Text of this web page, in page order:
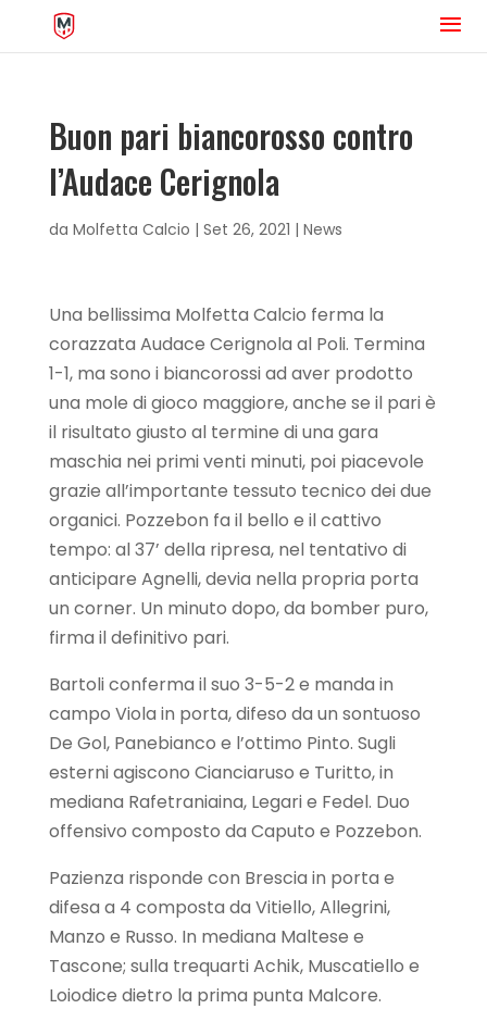
Buon pari biancorosso contro
l’Audace Cerignola
da Molfetta Calcio | Set 26, 2021 | News
Una bellissima Molfetta Calcio ferma la
corazzata Audace Cerignola al Poli. Termina
1-1, ma sono i biancorossi ad aver prodotto
una mole di gioco maggiore, anche se il pari è
il risultato giusto al termine di una gara
maschia nei primi venti minuti, poi piacevole
grazie all’importante tessuto tecnico dei due
organici. Pozzebon fa il bello e il cattivo
tempo: al 37’ della ripresa, nel tentativo di
anticipare Agnelli, devia nella propria porta
un corner. Un minuto dopo, da bomber puro,
firma il definitivo pari.
Bartoli conferma il suo 3-5-2 e manda in
campo Viola in porta, difeso da un sontuoso
De Gol, Panebianco e l’ottimo Pinto. Sugli
esterni agiscono Cianciaruso e Turitto, in
mediana Rafetraniaina, Legari e Fedel. Duo
offensivo composto da Caputo e Pozzebon.
Pazienza risponde con Brescia in porta e
difesa a 4 composta da Vitiello, Allegrini,
Manzo e Russo. In mediana Maltese e
Tascone; sulla trequarti Achik, Muscatiello e
Loiodice dietro la prima punta Malcore.